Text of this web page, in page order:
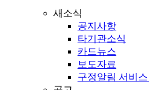
새소식
공지사항
타기관소식
카드뉴스
보도자료
구정알림 서비스